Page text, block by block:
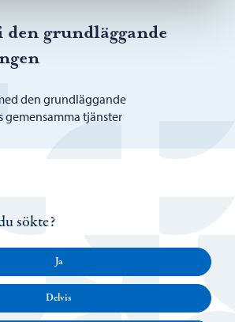
grundläggande
den grundläggande
tjänster
sökte?
Ja
Delvis